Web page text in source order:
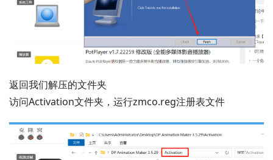
返回我们解压的文件夹
访问Activation文件夹，运行zmco.reg注册表文件